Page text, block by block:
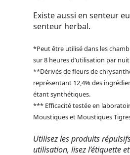
Existe aussi en senteur
senteur herbal.
*Peut être utilisé dans les
sur 8 heures d’utilisation par
**Dérivés de fleurs de
représentant 12,4% des
étant synthétiques.
*** Efficacité testée en
Moustiques et Moustiques
Utilisez les produits
utilisation, lisez l’étiquette